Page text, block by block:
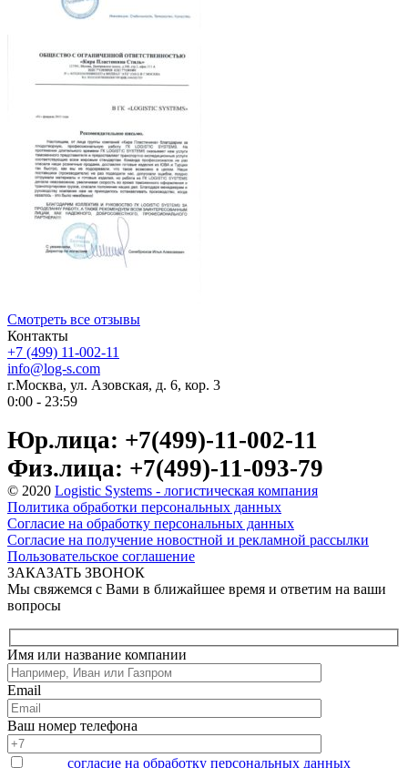
Смотреть все отзывы
Контакты
+7 (499) 11-002-11
info@log-s.com
г.Москва, ул. Азовская, д. 6, кор. 3
0:00 - 23:59
Юр.лица: +7(499)-11-002-11
Физ.лица: +7(499)-11-093-79
© 2020 Logistic Systems - логистическая компания
Политика обработки персональных данных
Согласие на обработку персональных данных
Согласие на получение новостной и рекламной рассылки
Пользовательское соглашение
ЗАКАЗАТЬ ЗВОНОК
Мы свяжемся с Вами в ближайшее время и ответим на ваши
вопросы
Имя или название компании
Email
Ваш номер телефона
согласие на обработку персональных данных